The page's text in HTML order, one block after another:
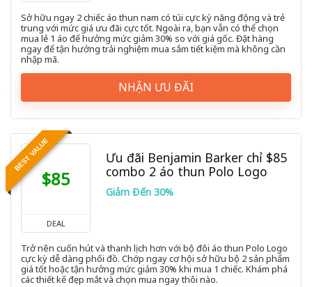
Sở hữu ngay 2 chiếc áo thun nam có túi cực kỳ năng động và trẻ
trung với mức giá ưu đãi cực tốt. Ngoài ra, bạn vẫn có thể chọn
mua lẻ 1 áo để hưởng mức giảm 30% so với giá gốc. Đặt hàng
ngay để tận hưởng trải nghiệm mua sắm tiết kiệm mà không cần
nhập mã.
NHẬN ƯU ĐÃI
BEST VALUE
$85
DEAL
Ưu đãi Benjamin Barker chỉ $85
combo 2 áo thun Polo Logo
Giảm Đến 30%
Trở nên cuốn hút và thanh lịch hơn với bộ đôi áo thun Polo Logo
cực kỳ dễ dàng phối đồ. Chớp ngay cơ hội sở hữu bộ 2 sản phẩm
giá tốt hoặc tận hưởng mức giảm 30% khi mua 1 chiếc. Khám phá
các thiết kế đẹp mắt và chọn mua ngay thôi nào.